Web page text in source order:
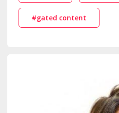
#gated content